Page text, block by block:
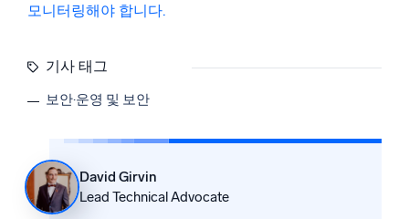
모니터링해야 합니다.
기사 태그
보안·운영 및 보안
David Girvin
Lead Technical Advocate